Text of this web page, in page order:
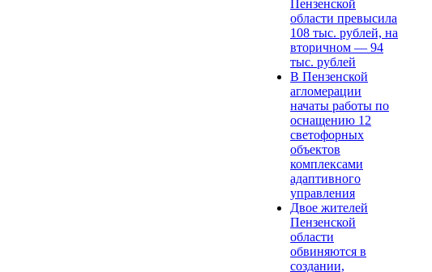
Пензенской
области превысила
108 тыс. рублей, на
вторичном — 94
тыс. рублей
В Пензенской
агломерации
начаты работы по
оснащению 12
светофорных
объектов
комплексами
адаптивного
управления
Двое жителей
Пензенской
области
обвиняются в
создании,